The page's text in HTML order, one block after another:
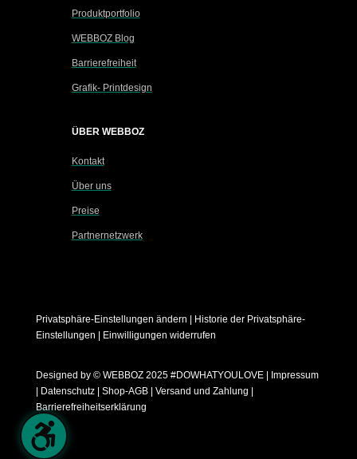
Produktportfolio
WEBBOZ Blog
Barrierefreiheit
Grafik- Printdesign
ÜBER WEBBOZ
Kontakt
Über uns
Preise
Partnernetzwerk
Privatsphäre-Einstellungen ändern
Historie der Privatsphäre-
Einstellungen
Einwilligungen widerrufen
Designed by © WEBBOZ 2025 #DOWHATYOULOVE
Impressum
Datenschutz| Shop-AGB| Versand und Zahlung
Barrierefreiheitserklärung